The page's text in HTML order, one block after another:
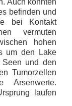
Auch könnten
befinden und
bei Kontakt
vermuten
hohen
um den Lake
Seen und den
Tumorzellen
Arsenwerte.
laufen